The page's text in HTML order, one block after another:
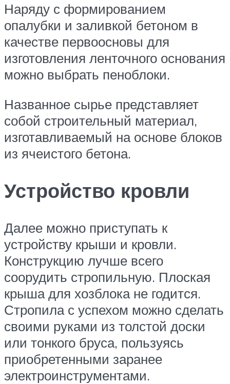
Наряду с формированием
опалубки и заливкой бетоном в
качестве первоосновы для
изготовления ленточного основания
можно выбрать пеноблоки.
Названное сырье представляет
собой строительный материал,
изготавливаемый на основе блоков
из ячеистого бетона.
Устройство кровли
Далее можно приступать к
устройству крыши и кровли.
Конструкцию лучше всего
соорудить стропильную. Плоская
крыша для хозблока не годится.
Стропила с успехом можно сделать
своими руками из толстой доски
или тонкого бруса, пользуясь
приобретенными заранее
электроинструментами.